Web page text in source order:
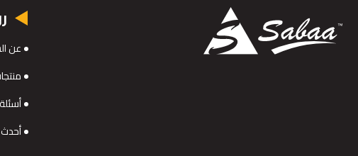
عن
أحدث